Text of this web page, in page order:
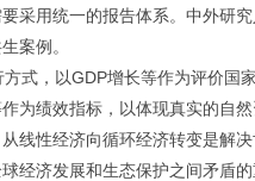
采用统一的报告体系。中外研
案例。
式，以GDP增长等作为评价国
为绩效指标，以体现真实的自
线性经济向循环经济转变是解
经济发展和生态保护之间矛盾